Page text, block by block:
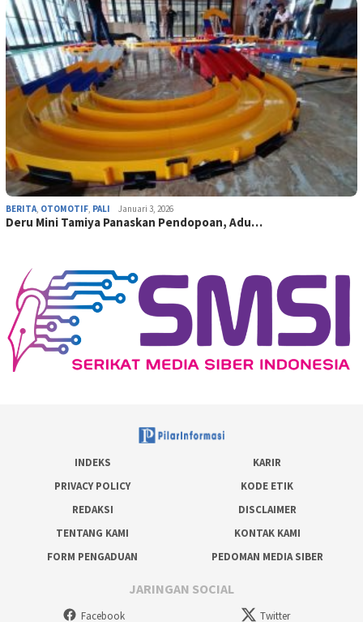
BERITA, OTOMOTIF, PALI Januari 3, 2026
Deru Mini Tamiya Panaskan Pendopoan, Adu…
INDEKS
KARIR
PRIVACY POLICY
KODE ETIK
REDAKSI
DISCLAIMER
TENTANG KAMI
KONTAK KAMI
FORM PENGADUAN
PEDOMAN MEDIA SIBER
JARINGAN SOCIAL
Facebook Twitter